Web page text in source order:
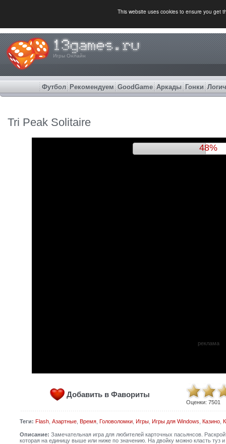
This website uses cookies to ensure you get
Игры Онлайн
Футбол Рекомендуем GoodGame Аркады Гонки
Tri Peak Solitaire
51%
реклама
Добавить в Фавориты
Оценки: 7501
Теги: Flash, Азартные, Время, Головоломки, Игры, Игры для Windows Казино,
Описание: Замечательная игра для любителей карточных пасьянсов.
которая на единицу выше или ниже по значению. На двойку можно класть туз